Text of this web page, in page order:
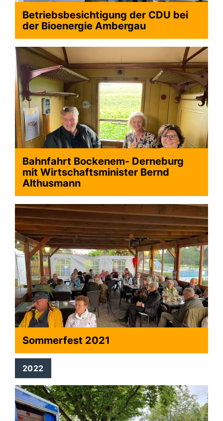
Betriebsbesichtigung der CDU bei
der Bioenergie Ambergau
Bahnfahrt Bockenem- Derneburg
mit Wirtschaftsminister Bernd
Althusmann
Sommerfest 2021
2022